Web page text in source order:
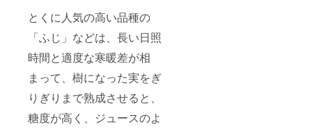
とくに人気の高い品種の
「ふじ」などは、長い日照
時間と適度な寒暖差が相
まって、樹になった実をぎ
りぎりまで熟成させると、
糖度が高く、ジュースのよ